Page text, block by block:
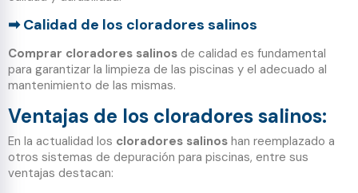
➡ Calidad de los cloradores salinos
Comprar cloradores salinos de calidad es fundamental
para garantizar la limpieza de las piscinas y el adecuado al
mantenimiento de las mismas.
Ventajas de los cloradores salinos:
En la actualidad los cloradores salinos han reemplazado a
otros sistemas de depuración para piscinas, entre sus
ventajas destacan: